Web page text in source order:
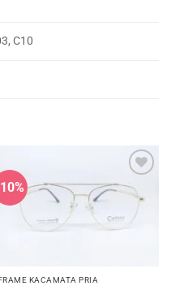
C10
KACAMATA PRIA